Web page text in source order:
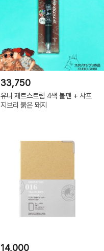
33,750
유니 제트스트림 4색 볼펜 + 샤프
지브리 붉은 돼지
14,000